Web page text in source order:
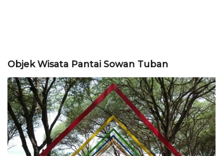
Objek Wisata Pantai Sowan Tuban